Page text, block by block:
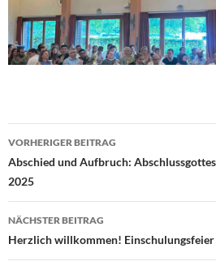
Beitragsnavigation
VORHERIGER BEITRAG
Abschied und Aufbruch:
2025
NÄCHSTER BEITRAG
Herzlich willkommen!